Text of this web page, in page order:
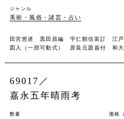
ジャンル
美術・風俗・諸芸・占い
田宮悠述 黒田昌編 宇仁館信富訂 江
図入（一部可動式） 原装元題簽付 和大
69017／
嘉永五年晴雨考
数量 価格